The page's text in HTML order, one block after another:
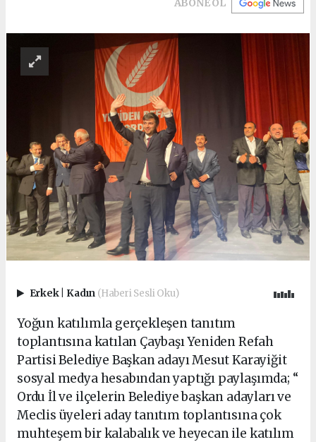
ABONE OL
Erkek Kadın (Haberi Sesli Oku)
Yoğun katılımla gerçekleşen tanıtım
toplantısına katılan Çaybaşı Yeniden Refah
Partisi Belediye Başkan adayı Mesut Karayiğit
sosyal medya hesabından yaptığı paylaşımda; “
Ordu İl ve ilçelerin Belediye başkan adayları ve
Meclis üyeleri aday tanıtım toplantısına çok
muhteşem bir kalabalık ve heyecan ile katılım